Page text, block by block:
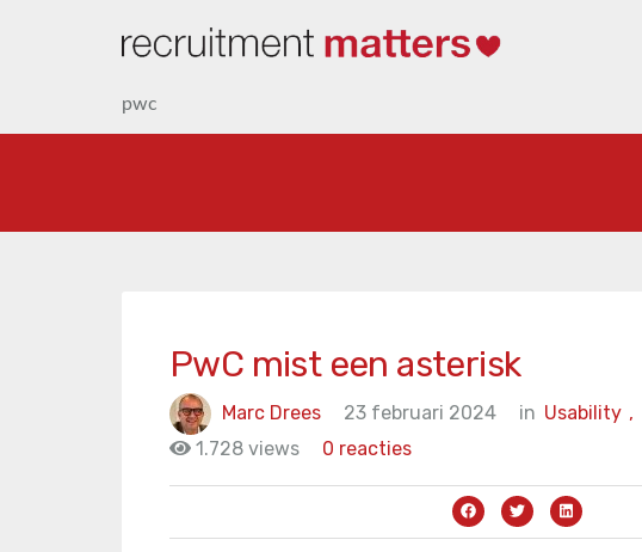
pwc
PwC mist een asterisk
Marc Drees 23 februari 2024 in Usability ,
1.728 views
0 reacties